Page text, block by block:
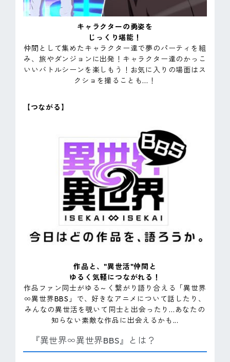
キャラクターの勇姿を
じっくり堪能！
仲間として集めたキャラクター達で夢のパーティを組
み、旅やダンジョンに出発！キャラクター達のかっこ
いいバトルシーンを楽しもう！お気に入りの場面はス
クショを撮ることも...！
【つながる】
作品と、"異世活"仲間と
ゆるく気軽につながれる！
作品ファン同士がゆる～く繋がり語り合える「異世界
∞異世界BBS」で、好きなアニメについて話したり、
みんなの異世活を覗いて同士と出会ったり...あなたの
知らない素敵な作品に出会えるかも...
『異世界∞異世界BBS』とは？